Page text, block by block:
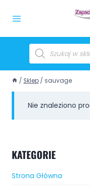
/ Sklep / sauvage
Nie znaleziono
KATEGORIE
Strona Główna